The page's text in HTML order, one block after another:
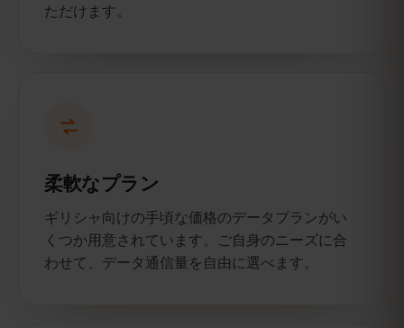
ただけます。
柔軟なプラン
ギリシャ向けの手頃な価格のデータプランがい
くつか用意されています。ご自身のニーズに合
わせて、データ通信量を自由に選べます。